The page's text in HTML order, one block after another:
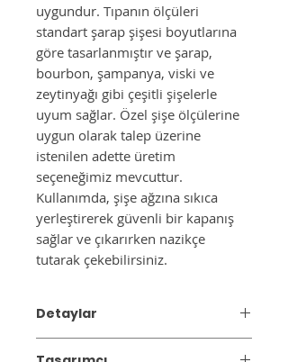
uygundur. Tıpanın ölçüleri
standart şarap şişesi boyutlarına
göre tasarlanmıştır ve şarap,
bourbon, şampanya, viski ve
zeytinyağı gibi çeşitli şişelerle
uyum sağlar. Özel şişe ölçülerine
uygun olarak talep üzerine
istenilen adette üretim
seçeneğimiz mevcuttur.
Kullanımda, şişe ağzına sıkıca
yerleştirerek güvenli bir kapanış
sağlar ve çıkarırken nazikçe
tutarak çekebilirsiniz.
Detaylar